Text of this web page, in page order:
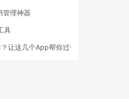
理神器
具
让这几个App帮你过一把配音瘾